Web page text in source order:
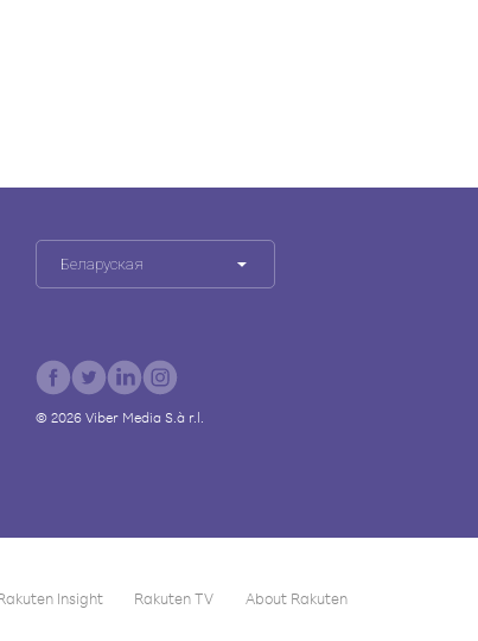
Беларуская
© 2026 Viber Media S.à r.l.
Insight Rakuten TV About Rakuten